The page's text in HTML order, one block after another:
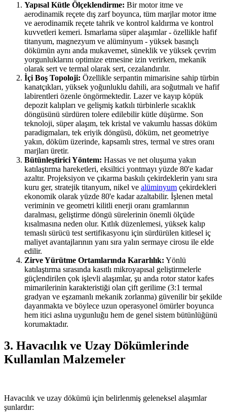
Yapısal Kütle Ölçeklendirme: Bir motor itme ve
aerodinamik reçete dış zarf boyunca, tüm marjlar motor itme
ve aerodinamik reçete tahrik ve kontrol kaldırma ve kontrol
kuvvetleri kemeri. Ismarlama süper alaşımlar - özellikle hafif
titanyum, magnezyum ve alüminyum - yüksek basınçlı
dökümün aynı anda mukavemet, süneklik ve yüksek çevrim
yorgunluklarını optimize etmesine izin verirken, mekanik
olarak sert ve termal olarak sert, cezalandırılır.
İçi Boş Topoloji: Özellikle serpantin mimarisine sahip türbin
kanatçıkları, yüksek yoğunluklu dahili, ara soğutmalı ve hafif
labirentleri özenle öngörmektedir. Lazer ve kayıp köpük
depozit kalıpları ve gelişmiş katkılı türbinlerle sıcaklık
döngüsünü sürdüren tolere edilebilir kütle düşürme. Son
teknoloji, süper alaşım, tek kristal ve vakumlu hassas döküm
paradigmaları, tek eriyik döngüsü, döküm, net geometriye
yakın, döküm üzerinde, kapsamlı stres, termal ve stres oranı
marjları üretir.
Bütünleştirici Yöntem: Hassas ve net oluşuma yakın
katılaştırma hareketleri, eksiltici yontmayı yüzde 80'e kadar
azaltır. Projeksiyon ve çıkarma baskılı çekirdeklerin yanı sıra
kuru ger, stratejik titanyum, nikel ve alüminyum çekirdekleri
ekonomik olarak yüzde 80'e kadar azaltabilir. İşlenen metal
veriminin ve geometri kilitli enerji oranı gramlarının
daralması, geliştirme döngü sürelerinin önemli ölçüde
kısalmasına neden olur. Kıtlık düzenlemesi, yüksek kalıp
temaslı sürücü test sertifikasyonu için sürdürülen kitlesel iç
maliyet avantajlarının yanı sıra yalın sermaye cirosu ile elde
edilir.
Zirve Yürütme Ortamlarında Kararlılık: Yönlü
katılaştırma sırasında kasıtlı mikroyapısal geliştirmelerle
güçlendirilen çok işlevli alaşımlar, şu anda rotor stator kafes
mimarilerinin karakteristiği olan çift gerilime (3:1 termal
gradyan ve eşzamanlı mekanik zorlanma) güvenilir bir şekilde
dayanmakta ve böylece uzun operasyonel ömürler boyunca
hem itici aslına uygunluğu hem de genel sistem bütünlüğünü
korumaktadır.
3. Havacılık ve Uzay Dökümlerinde
Kullanılan Malzemeler
Havacılık ve uzay dökümü için belirlenmiş geleneksel alaşımlar
şunlardır: